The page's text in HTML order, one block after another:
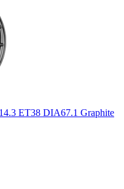
ET38 DIA67.1 Graphite